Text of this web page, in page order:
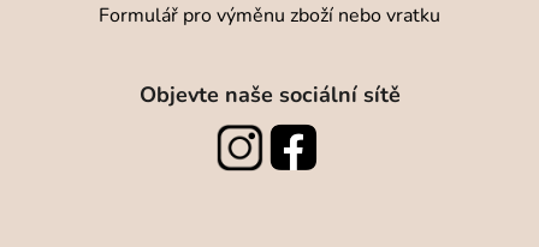
Formulář pro výměnu zboží nebo vratku
Objevte naše sociální sítě